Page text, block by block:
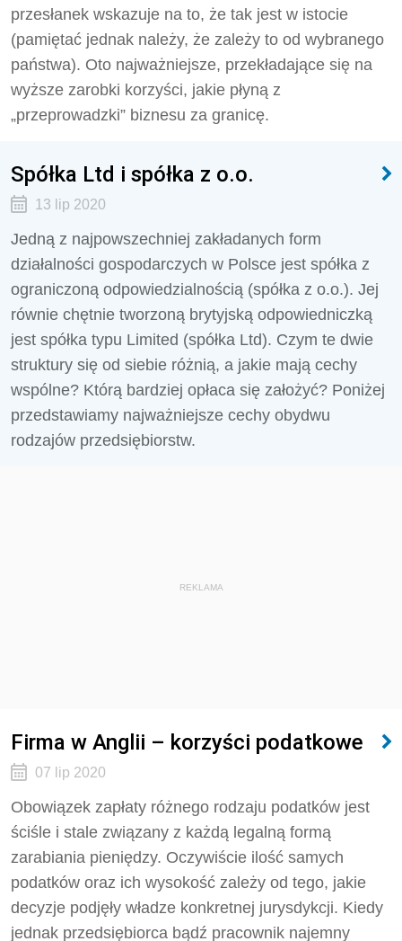
przesłanek wskazuje na to, że tak jest w istocie
(pamiętać jednak należy, że zależy to od wybranego
państwa). Oto najważniejsze, przekładające się na
wyższe zarobki korzyści, jakie płyną z
„przeprowadzki” biznesu za granicę.
Spółka Ltd i spółka z o.o.
13 lip 2020
Jedną z najpowszechniej zakładanych form
działalności gospodarczych w Polsce jest spółka z
ograniczoną odpowiedzialnością (spółka z o.o.). Jej
równie chętnie tworzoną brytyjską odpowiedniczką
jest spółka typu Limited (spółka Ltd). Czym te dwie
struktury się od siebie różnią, a jakie mają cechy
wspólne? Którą bardziej opłaca się założyć? Poniżej
przedstawiamy najważniejsze cechy obydwu
rodzajów przedsiębiorstw.
REKLAMA
Firma w Anglii – korzyści podatkowe
07 lip 2020
Obowiązek zapłaty różnego rodzaju podatków jest
ściśle i stale związany z każdą legalną formą
zarabiania pieniędzy. Oczywiście ilość samych
podatków oraz ich wysokość zależy od tego, jakie
decyzje podjęły władze konkretnej jurysdykcji. Kiedy
jednak przedsiębiorca bądź pracownik najemny